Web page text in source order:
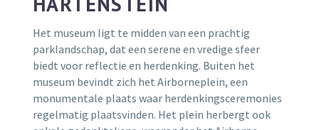
Het museum ligt te midden van een prachtig
parklandschap, dat een serene en vredige sfeer
biedt voor reflectie en herdenking. Buiten het
museum bevindt zich het Airborneplein, een
monumentale plaats waar herdenkingsceremonies
regelmatig plaatsvinden. Het plein herbergt ook